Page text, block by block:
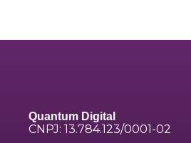
Quantum Digital
CNPJ: 13.784.123/0001-02